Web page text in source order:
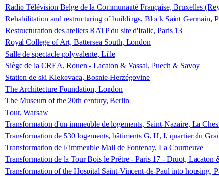
Radio Télévision Belge de la Communauté Française, Bruxelles
Rehabilitation and restructuring of buildings, Block Saint-Germain,
Restructuration des ateliers RATP du site d'Italie, Paris 13
Royal College of Art, Battersea South, London
Salle de spectacle polyvalente, Lille
Siège de la CREA, Rouen - Lacaton & Vassal, Puech & Savoy
Station de ski Klekovaca, Bosnie-Herzégovine
The Architecture Foundation, London
The Museum of the 20th century, Berlin
Tour, Warsaw
Transformation d'un immeuble de logements, Saint-Nazaire, La
Transformation de 530 logements, bâtiments G, H, I, quartier du
Transformation de l\'immeuble Mail de Fontenay, La Courneuve
Transformation de la Tour Bois le Prêtre - Paris 17 - Druot, Lacaton
Transformation of the Hospital Saint-Vincent-de-Paul into housing,